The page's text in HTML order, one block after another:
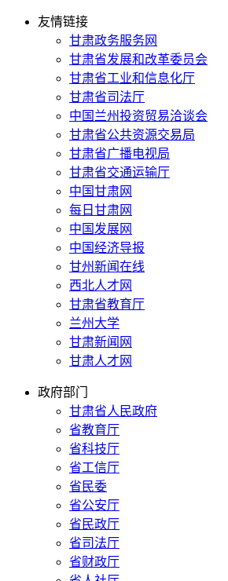
友情链接
甘肃政务服务网
甘肃省发展和改革委员会
甘肃省工业和信息化厅
甘肃省司法厅
中国兰州投资贸易洽谈会
甘肃省公共资源交易局
甘肃省广播电视局
甘肃省交通运输厅
中国甘肃网
每日甘肃网
中国发展网
中国经济导报
甘州新闻在线
西北人才网
甘肃省教育厅
兰州大学
甘肃新闻网
甘肃人才网
政府部门
甘肃省人民政府
省教育厅
省科技厅
省工信厅
省民委
省公安厅
省民政厅
省司法厅
省财政厅